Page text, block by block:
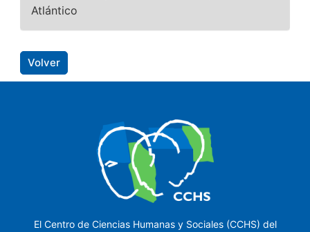
Atlántico
Volver
El Centro de Ciencias Humanas y Sociales (CCHS) del